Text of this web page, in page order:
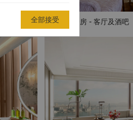
香格里拉套房 - 客厅及酒吧
全部接受